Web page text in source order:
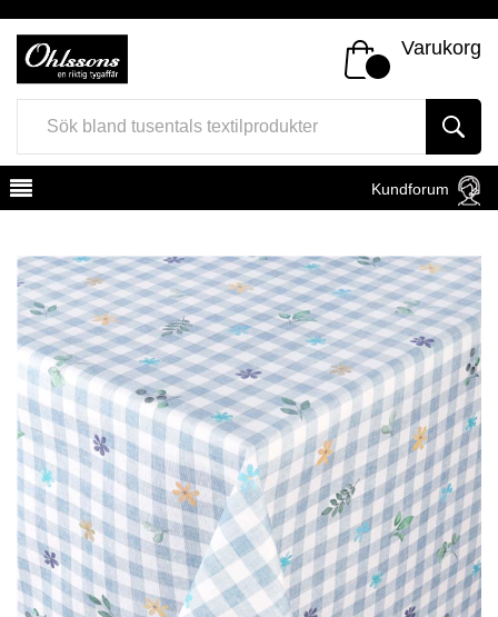
Varukorg
Kundforum
Register Sign In